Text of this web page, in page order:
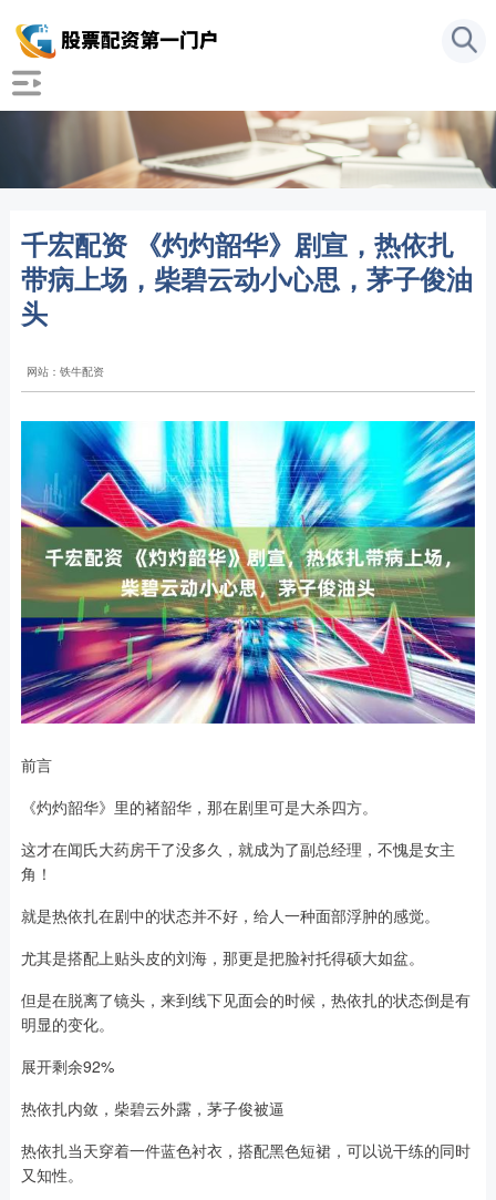
千宏配资 《灼灼韶华》剧宣，热依扎
带病上场，柴碧云动小心思，茅子俊油
头
网站：铁牛配资
前言
《灼灼韶华》里的褚韶华，那在剧里可是大杀四方。
这才在闻氏大药房干了没多久，就成为了副总经理，不愧是女主
角！
就是热依扎在剧中的状态并不好，给人一种面部浮肿的感觉。
尤其是搭配上贴头皮的刘海，那更是把脸衬托得硕大如盆。
但是在脱离了镜头，来到线下见面会的时候，热依扎的状态倒是有
明显的变化。
展开剩余92%
热依扎内敛，柴碧云外露，茅子俊被逼
热依扎当天穿着一件蓝色衬衣，搭配黑色短裙，可以说干练的同时
又知性。